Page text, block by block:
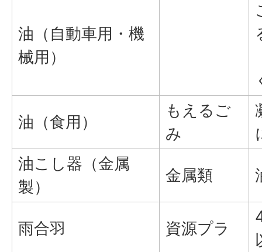
油（自動車用・機
械用）
油（食用）
もえるご
み
油こし器（金属
製）
金属類
雨合羽 資源プラ